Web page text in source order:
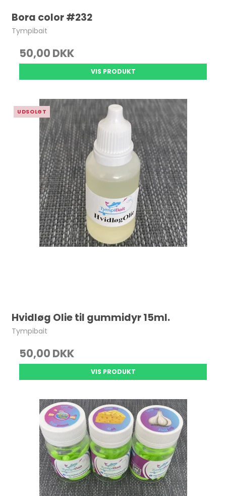
Bora color #232
Tympibait
50,00 DKK
VIS PRODUKT
UDSOLGT
Hvidløg Olie til gummidyr 15ml.
Tympibait
50,00 DKK
VIS PRODUKT